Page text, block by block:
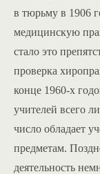
в тюрьму в 1906
медицинскую
стало это
проверка
конце 1960-х
учителей всего
число обладает
предметам.
деятельность